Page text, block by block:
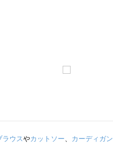
ラウスやカットソー、 カーディガン